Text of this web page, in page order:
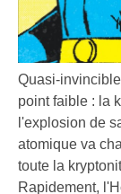
Quasi-
point faible : la
l'explosion de
atomique va
toute la
Rapidement,